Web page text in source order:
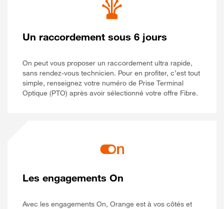
Un raccordement sous 6 jours
On peut vous proposer un raccordement ultra rapide,
sans rendez-vous technicien. Pour en profiter, c’est tout
simple, renseignez votre numéro de Prise Terminal
Optique (PTO) après avoir sélectionné votre offre Fibre.
Les engagements On
Avec les engagements On, Orange est à vos côtés et